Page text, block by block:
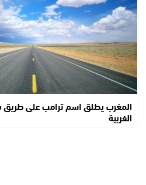
المغرب يطلق اسم ترامب على طريق
الغربية